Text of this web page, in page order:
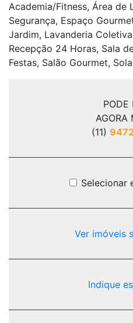
PODE
AGORA
(11)
Selecionar
Ver imóveis
Indique
Academia/Fitness, Área de
Segurança, Espaço
Jardim, Lavanderia
Recepção 24 Horas, Sala
Festas, Salão Gourmet,